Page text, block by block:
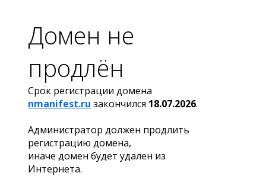
Домен не
продлён
Срок регистрации домена
nmanifest.ru закончился 18.07.2026.
Администратор должен продлить
регистрацию домена,
иначе домен будет удален из
Интернета.